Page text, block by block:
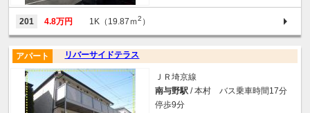
201 4.8万円 1K（19.87ｍ2 ）
リバーサイドテラス
アパート
ＪＲ埼京線
南与野駅 / 本村 バス乗車時間17分
停歩9分